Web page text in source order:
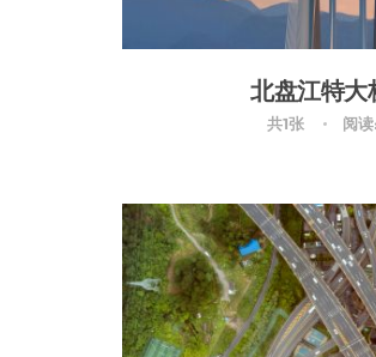
北盘江特大
共1张 阅